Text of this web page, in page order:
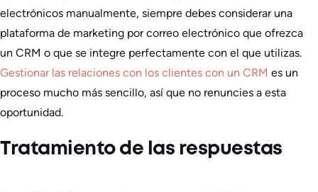
electrónicos manualmente, siempre debes considerar una
plataforma de marketing por correo electrónico que ofrezca
un CRM o que se integre perfectamente con el que utilizas.
Gestionar las relaciones con los clientes con un CRM es un
proceso mucho más sencillo, así que no renuncies a esta
oportunidad.
Tratamiento de las respuestas